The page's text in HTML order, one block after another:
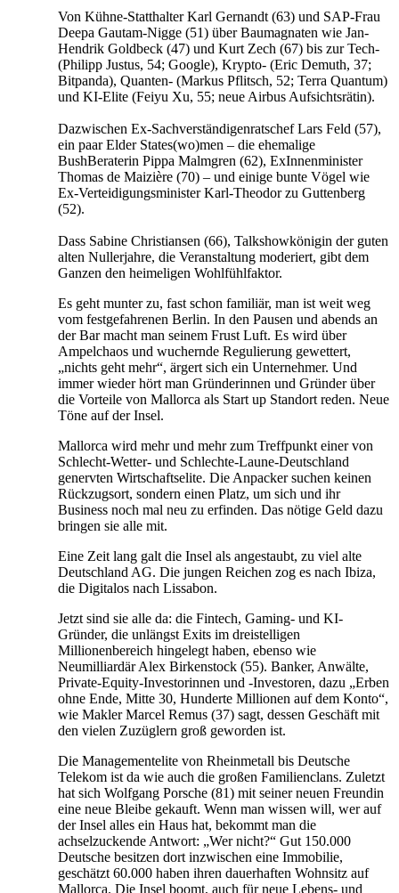
Von Kühne-Statthalter Karl Gernandt (63) und SAP-Frau
Deepa Gautam-Nigge (51) über Baumagnaten wie Jan-
Hendrik Goldbeck (47) und Kurt Zech (67) bis zur Tech-
(Philipp Justus, 54; Google), Krypto- (Eric Demuth, 37;
Bitpanda), Quanten- (Markus Pflitsch, 52; Terra Quantum)
und KI-Elite (Feiyu Xu, 55; neue Airbus Aufsichtsrätin).
Dazwischen Ex-Sachverständigenratschef Lars Feld (57),
ein paar Elder States(wo)men – die ehemalige
BushBeraterin Pippa Malmgren (62), ExInnenminister
Thomas de Maizière (70) – und einige bunte Vögel wie
Ex-Verteidigungsminister Karl-Theodor zu Guttenberg
(52).
Dass Sabine Christiansen (66), Talkshowkönigin der guten
alten Nullerjahre, die Veranstaltung moderiert, gibt dem
Ganzen den heimeligen Wohlfühlfaktor.
Es geht munter zu, fast schon familiär, man ist weit weg
vom festgefahrenen Berlin. In den Pausen und abends an
der Bar macht man seinem Frust Luft. Es wird über
Ampelchaos und wuchernde Regulierung gewettert,
„nichts geht mehr“, ärgert sich ein Unternehmer. Und
immer wieder hört man Gründerinnen und Gründer über
die Vorteile von Mallorca als Start up Standort reden. Neue
Töne auf der Insel.
Mallorca wird mehr und mehr zum Treffpunkt einer von
Schlecht-Wetter- und Schlechte-Laune-Deutschland
genervten Wirtschaftselite. Die Anpacker suchen keinen
Rückzugsort, sondern einen Platz, um sich und ihr
Business noch mal neu zu erfinden. Das nötige Geld dazu
bringen sie alle mit.
Eine Zeit lang galt die Insel als angestaubt, zu viel alte
Deutschland AG. Die jungen Reichen zog es nach Ibiza,
die Digitalos nach Lissabon.
Jetzt sind sie alle da: die Fintech, Gaming- und KI-
Gründer, die unlängst Exits im dreistelligen
Millionenbereich hingelegt haben, ebenso wie
Neumilliardär Alex Birkenstock (55). Banker, Anwälte,
Private-Equity-Investorinnen und -Investoren, dazu „Erben
ohne Ende, Mitte 30, Hunderte Millionen auf dem Konto“,
wie Makler Marcel Remus (37) sagt, dessen Geschäft mit
den vielen Zuzüglern groß geworden ist.
Die Managementelite von Rheinmetall bis Deutsche
Telekom ist da wie auch die großen Familienclans. Zuletzt
hat sich Wolfgang Porsche (81) mit seiner neuen Freundin
eine neue Bleibe gekauft. Wenn man wissen will, wer auf
der Insel alles ein Haus hat, bekommt man die
achselzuckende Antwort: „Wer nicht?“ Gut 150.000
Deutsche besitzen dort inzwischen eine Immobilie,
geschätzt 60.000 haben ihren dauerhaften Wohnsitz auf
Mallorca. Die Insel boomt, auch für neue Lebens- und